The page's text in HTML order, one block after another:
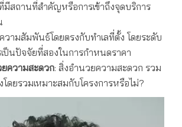
สถานที่สำคัญหรือการเข้าถึงจุดบริการ
วามสัมพันธ์โดยตรงกับทำเลที่ตั้ง โดยระดับ
เป็นปัจจัยที่สองในการกำหนดราคา
ความสะดวก: สิ่งอำนวยความสะดวก รวม
ดยรวมเหมาะสมกับโครงการหรือไม่?